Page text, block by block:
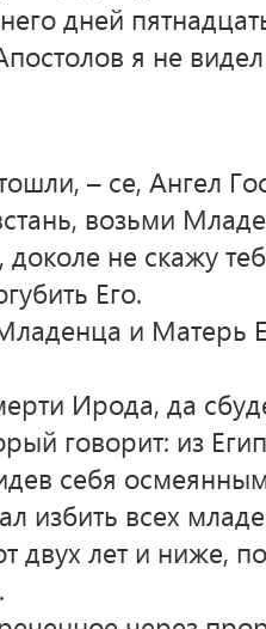
дней
я не
– се, Ангел
возьми
доколе не скажу
Его.
и Матерь
Ирода, да
говорит: из
себя
избить всех
двух лет и ниже,